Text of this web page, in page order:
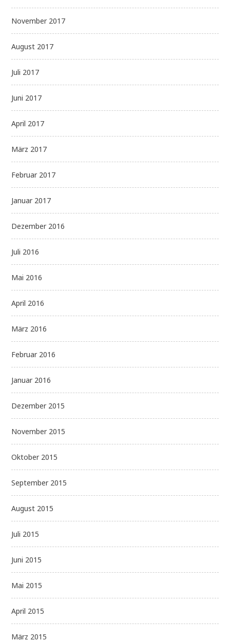
November 2017
August 2017
Juli 2017
Juni 2017
April 2017
März 2017
Februar 2017
Januar 2017
Dezember 2016
Juli 2016
Mai 2016
April 2016
März 2016
Februar 2016
Januar 2016
Dezember 2015
November 2015
Oktober 2015
September 2015
August 2015
Juli 2015
Juni 2015
Mai 2015
April 2015
März 2015